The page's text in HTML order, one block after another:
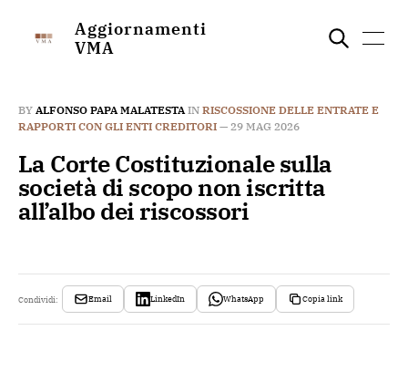
Aggiornamenti
VMA
BY ALFONSO PAPA MALATESTAIN RISCOSSIONE DELLE ENTRATE E
RAPPORTI CON GLI ENTI CREDITORI — 29 MAG 2026
La Corte Costituzionale sulla
società di scopo non iscritta
all’albo dei riscossori
Condividi: Email LinkedIn WhatsApp Copia link